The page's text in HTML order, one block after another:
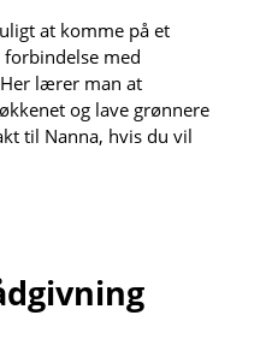
at komme på et
med
Her lærer man at
og lave grønnere
til Nanna, hvis du vil